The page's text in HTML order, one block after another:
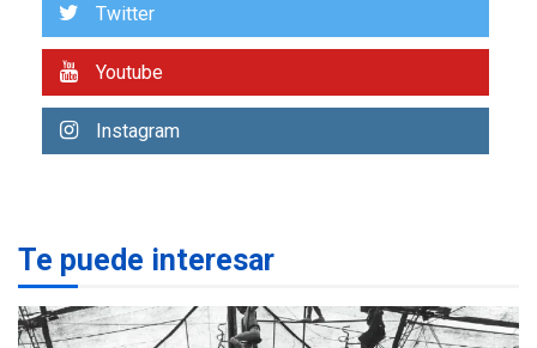
7
2
Margarita será sede de
para aprender a atender
adultos mayores
Twitter
Youtube
Instagram
Te puede interesar